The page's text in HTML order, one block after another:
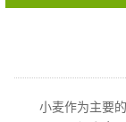
小麦作为主要